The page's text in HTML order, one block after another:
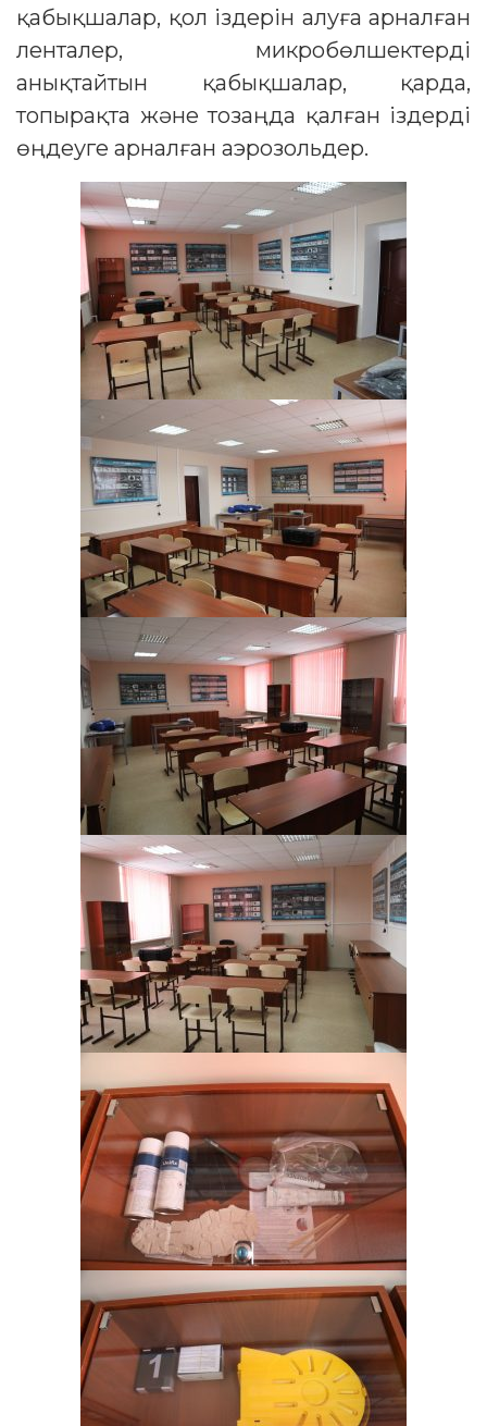
қабықшалар, қол іздерін алуға арналған
ленталер, микробөлшектерді
анықтайтын қабықшалар, қарда,
топырақта және тозаңда қалған іздерді
өңдеуге арналған аэрозольдер.